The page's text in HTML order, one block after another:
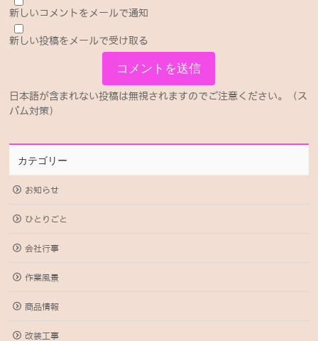
新しいコメントをメールで通知
新しい投稿をメールで受け取る
日本語が含まれない投稿は無視されますのでご注意ください。（ス
パム対策）
カテゴリー
お知らせ
ひとりごと
会社行事
作業風景
商品情報
改装工事